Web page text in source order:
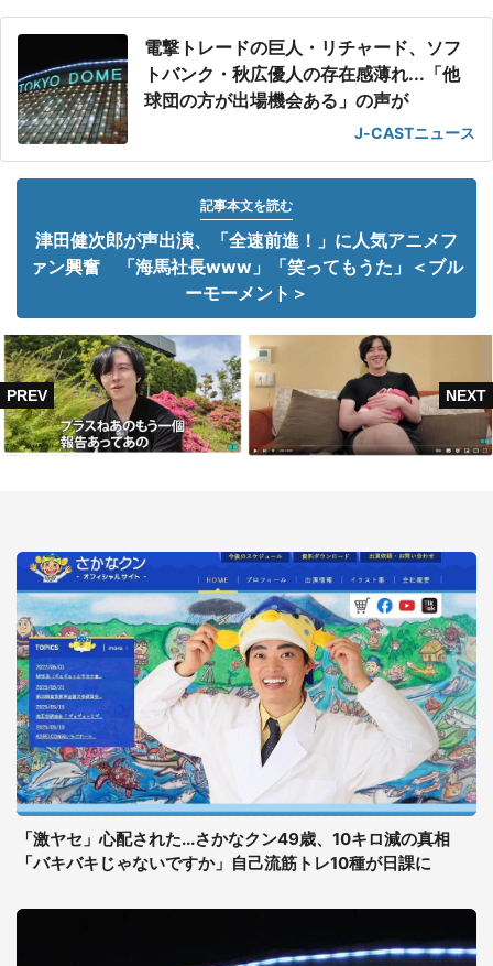
電撃トレードの巨人・リチャード、ソフ
トバンク・秋広優人の存在感薄れ...「他
球団の方が出場機会ある」の声が
J-CASTニュース
記事本文を読む
津田健次郎が声出演、「全速前進！」に人気アニメフ
ァン興奮 「海馬社長www」「笑ってもうた」＜ブル
ーモーメント＞
「激ヤセ」心配された...さかなクン49歳、10キロ減の真相
「バキバキじゃないですか」自己流筋トレ10種が日課に